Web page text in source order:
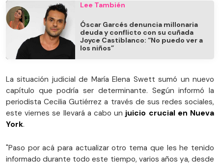
Lee También
Óscar Garcés denuncia millonaria
deuda y conflicto con su cuñada
Joyce Castiblanco: “No puedo ver a
los niños”
La situación judicial de María Elena Swett sumó un nuevo
capítulo que podría ser determinante. Según informó la
periodista Cecilia Gutiérrez a través de sus redes sociales,
este viernes se llevará a cabo un juicio crucial en Nueva
York.
"Paso por acá para actualizar otro tema que les he tenido
informado durante todo este tiempo, varios años ya, desde